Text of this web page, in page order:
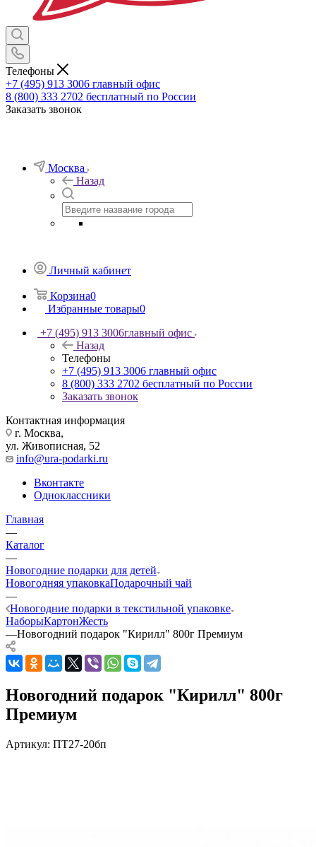
Телефоны
+7 (495) 913 3006 главный офис
8 (800) 333 2702 бесплатный по России
Заказать звонок
Москва
Назад
Личный кабинет
Корзина0
Избранные товары0
+7 (495) 913 3006главный офис
Назад
Телефоны
+7 (495) 913 3006 главный офис
8 (800) 333 2702 бесплатный по России
Заказать звонок
Контактная информация
г. Москва,
ул. Живописная, 52
info@ura-podarki.ru
Вконтакте
Одноклассники
Главная
—
Каталог
—
Новогодние подарки для детей
Новогодняя упаковкаПодарочный чай
—
Новогодние подарки в текстильной упаковке
НаборыКартонЖесть
—Новогодний подарок "Кирилл" 800г Премиум
Новогодний подарок "Кирилл" 800г
Премиум
Артикул: ПТ27-20бп